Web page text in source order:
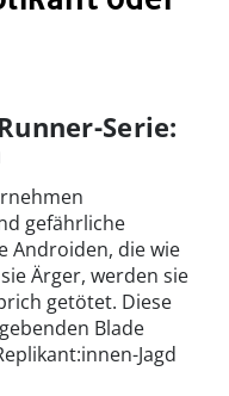
Serie:
gefährliche
Androiden, die wie
Ärger, werden sie
getötet. Diese
Blade
Jagd